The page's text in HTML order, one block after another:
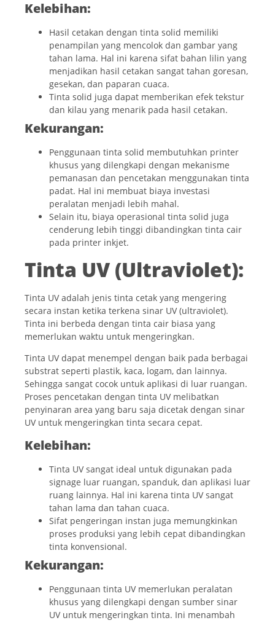
Kelebihan:
Hasil cetakan dengan tinta solid memiliki
penampilan yang mencolok dan gambar yang
tahan lama. Hal ini karena sifat bahan lilin yang
menjadikan hasil cetakan sangat tahan goresan,
gesekan, dan paparan cuaca.
Tinta solid juga dapat memberikan efek tekstur
dan kilau yang menarik pada hasil cetakan.
Kekurangan:
Penggunaan tinta solid membutuhkan printer
khusus yang dilengkapi dengan mekanisme
pemanasan dan pencetakan menggunakan tinta
padat. Hal ini membuat biaya investasi
peralatan menjadi lebih mahal.
Selain itu, biaya operasional tinta solid juga
cenderung lebih tinggi dibandingkan tinta cair
pada printer inkjet.
Tinta UV (Ultraviolet):
Tinta UV adalah jenis tinta cetak yang mengering
secara instan ketika terkena sinar UV (ultraviolet).
Tinta ini berbeda dengan tinta cair biasa yang
memerlukan waktu untuk mengeringkan.
Tinta UV dapat menempel dengan baik pada berbagai
substrat seperti plastik, kaca, logam, dan lainnya.
Sehingga sangat cocok untuk aplikasi di luar ruangan.
Proses pencetakan dengan tinta UV melibatkan
penyinaran area yang baru saja dicetak dengan sinar
UV untuk mengeringkan tinta secara cepat.
Kelebihan:
Tinta UV sangat ideal untuk digunakan pada
signage luar ruangan, spanduk, dan aplikasi luar
ruang lainnya. Hal ini karena tinta UV sangat
tahan lama dan tahan cuaca.
Sifat pengeringan instan juga memungkinkan
proses produksi yang lebih cepat dibandingkan
tinta konvensional.
Kekurangan:
Penggunaan tinta UV memerlukan peralatan
khusus yang dilengkapi dengan sumber sinar
UV untuk mengeringkan tinta. Ini menambah